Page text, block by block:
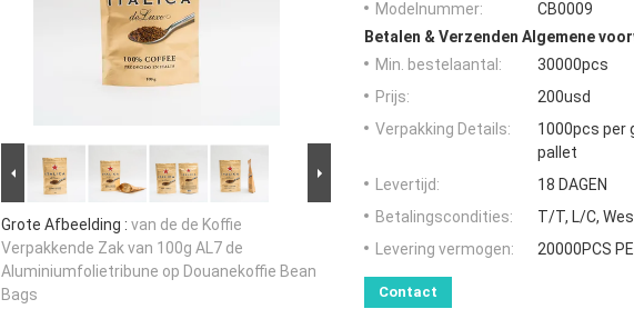
Grote Afbeelding : van de de Koffie
Verpakkende Zak van 100g AL7 de
Aluminiumfolietribune op Douanekoffie Bean
Bags
Modelnummer:
CB0009
Betalen & Verzenden Algemene
Min. bestelaantal:
30000pcs
Prijs:
200usd
Verpakking Details:
1000pcs per
pallet
Levertijd:
18 DAGEN
Betalingscondities:
T/T, L/C,
Levering vermogen:
20000PCS
Contact